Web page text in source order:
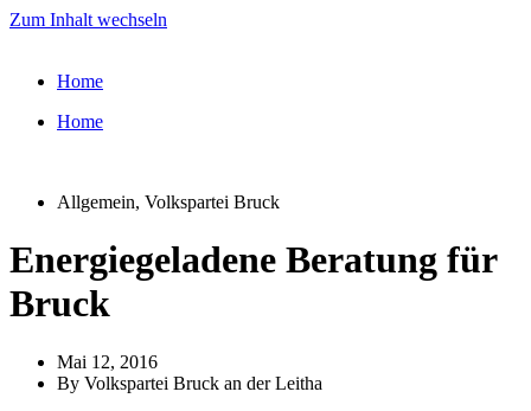
Zum Inhalt wechseln
Home
Home
Allgemein, Volkspartei Bruck
Energiegeladene Beratung für
Bruck
Mai 12, 2016
By Volkspartei Bruck an der Leitha